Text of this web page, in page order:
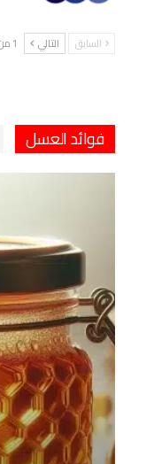
السابق التالي 1 من 35
فوائد العسل